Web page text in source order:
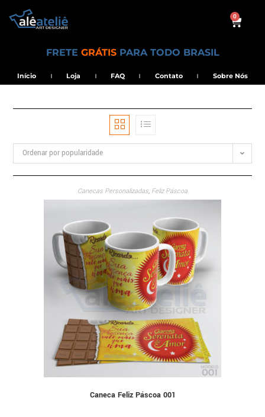
0
FRETE GRÁTIS PARA TODO BRASIL
Início Loja FAQ Contato Sobre Nós
Ordenar por popularidade
Canecas Personalizadas, Feliz Páscoa
Caneca Feliz Páscoa 001